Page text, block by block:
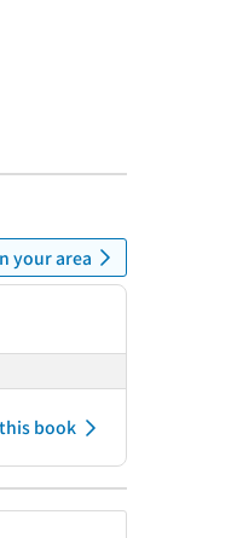
your area
book